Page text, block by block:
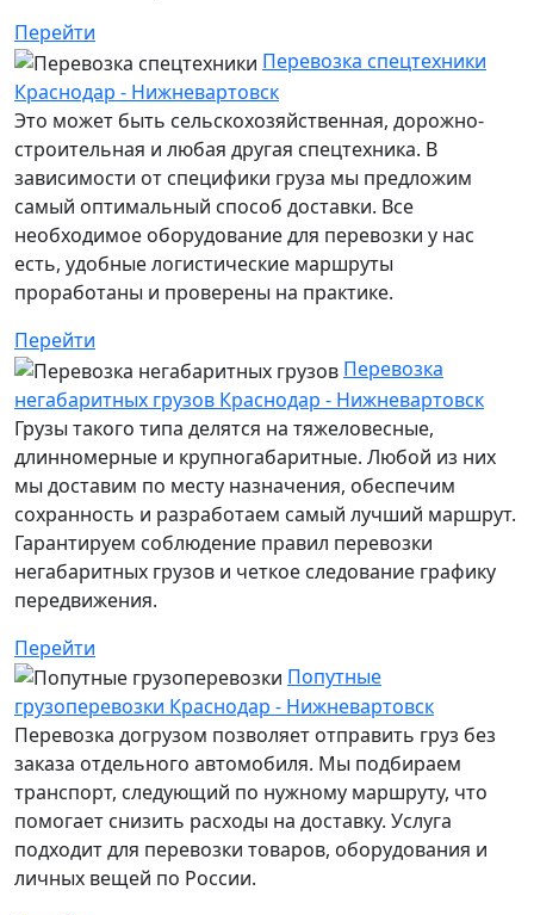
Перейти
Перевозка спецтехники
Краснодар - Нижневартовск
Это может быть сельскохозяйственная, дорожно-
строительная и любая другая спецтехника. В
зависимости от специфики груза мы предложим
самый оптимальный способ доставки. Все
необходимое оборудование для перевозки у нас
есть, удобные логистические маршруты
проработаны и проверены на практике.
Перейти
Перевозка
негабаритных грузов Краснодар - Нижневартовск
Грузы такого типа делятся на тяжеловесные,
длинномерные и крупногабаритные. Любой из них
мы доставим по месту назначения, обеспечим
сохранность и разработаем самый лучший маршрут.
Гарантируем соблюдение правил перевозки
негабаритных грузов и четкое следование графику
передвижения.
Перейти
Попутные
грузоперевозки Краснодар - Нижневартовск
Перевозка догрузом позволяет отправить груз без
заказа отдельного автомобиля. Мы подбираем
транспорт, следующий по нужному маршруту, что
помогает снизить расходы на доставку. Услуга
подходит для перевозки товаров, оборудования и
личных вещей по России.